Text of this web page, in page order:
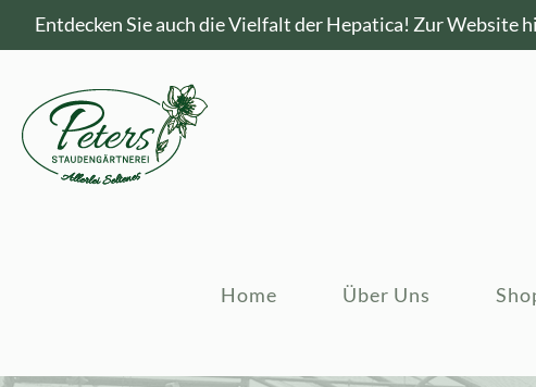
Entdecken Sie auch die Vielfalt der Hepatica! Zur Website
Home Über Uns